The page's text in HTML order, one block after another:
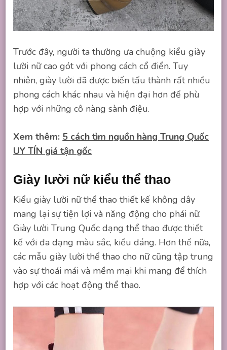
Trước đây, người ta thường ưa chuộng kiểu giày
lười nữ cao gót với phong cách cổ điển. Tuy
nhiên, giày lười đã được biến tấu thành rất nhiều
phong cách khác nhau và hiện đại hơn để phù
hợp với những cô nàng sành điệu.
Xem thêm: 5 cách tìm nguồn hàng Trung Quốc
UY TÍN giá tận gốc
Giày lười nữ kiểu thể thao
Kiểu giày lười nữ thể thao thiết kế không dây
mang lại sự tiện lợi và năng động cho phái nữ.
Giày lười Trung Quốc dạng thể thao được thiết
kế với đa dạng màu sắc, kiểu dáng. Hơn thế nữa,
các mẫu giày lười thể thao cho nữ cũng tập trung
vào sự thoái mái và mềm mại khi mang để thích
hợp với các hoạt động thể thao.